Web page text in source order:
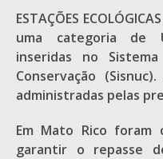
ESTAÇÕES
uma categoria de
inseridas no
Conservação
administradas pelas
Em Mato Rico foram
garantir o repasse